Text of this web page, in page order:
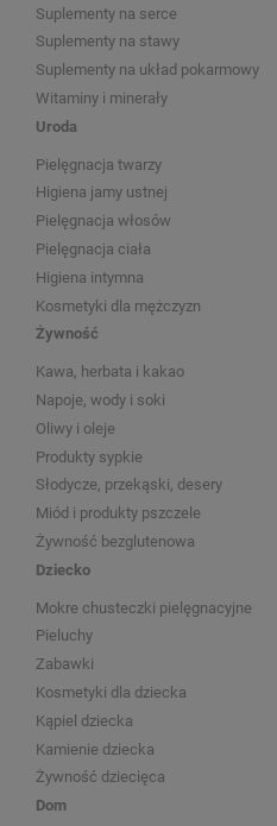
Suplementy na serce
Suplementy na stawy
Suplementy na układ pokarmowy
Witaminy i minerały
Uroda
Pielęgnacja twarzy
Higiena jamy ustnej
Pielęgnacja włosów
Pielęgnacja ciała
Higiena intymna
Kosmetyki dla mężczyzn
Żywność
Kawa, herbata i kakao
Napoje, wody i soki
Oliwy i oleje
Produkty sypkie
Słodycze, przekąski, desery
Miód i produkty pszczele
Żywność bezglutenowa
Dziecko
Mokre chusteczki pielęgnacyjne
Pieluchy
Zabawki
Kosmetyki dla dziecka
Kąpiel dziecka
Kamienie dziecka
Żywność dziecięca
Dom